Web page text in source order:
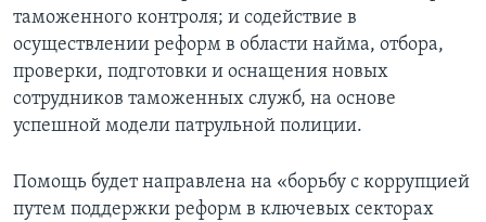
таможенного контроля; и содействие в
осуществлении реформ в области найма, отбора,
проверки, подготовки и оснащения новых
сотрудников таможенных служб, на основе
успешной модели патрульной полиции.
Помощь будет направлена на «борьбу с коррупцией
путем поддержки реформ в ключевых секторах